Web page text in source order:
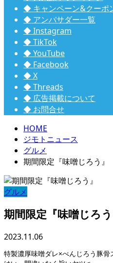
◆ キャンペーン&クーポ
◆ アンバサダー一覧
◆ Instagram
◆ TikTok
◆ YouTube
◆ Facebook
◆ X
◆ Threads
◆ 広告掲載について
◆ お問合せ
HOME
ジモトニュース
グルメ
期間限定『味噌じろう』
グルメ
期間限定『味噌じろう
2023.11.06
特製濃厚味噌ダレ×べんじろう豚骨